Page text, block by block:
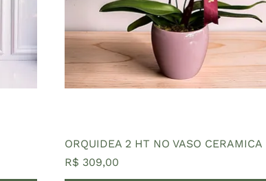
ORQUIDEA 2 HT NO VASO CERAMICA
Preço
R$ 309,00